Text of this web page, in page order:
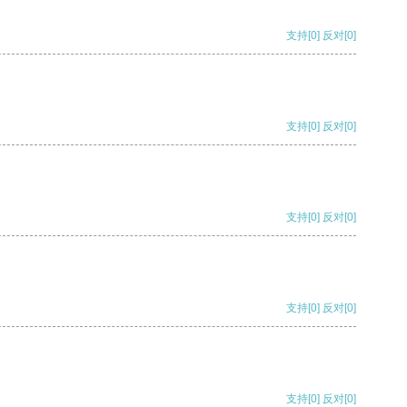
支持[0] 反对[0]
支持[0] 反对[0]
支持[0] 反对[0]
支持[0] 反对[0]
支持[0] 反对[0]